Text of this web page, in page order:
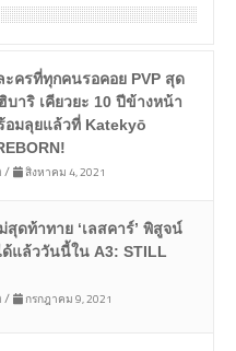
ะครที่ทุกคนรอคอย PVP สุด
บาริ เคียวยะ 10 ปีข้างหน้า
อมลุยแล้วที่ Katekyō
/ สิงหาคม 4, 2021
ดท้าทาย ‘เลสคาร์’ พิสูจน์
ด้แล้ววันนี้ใน A3: STILL
/ กรกฎาคม 9, 2021